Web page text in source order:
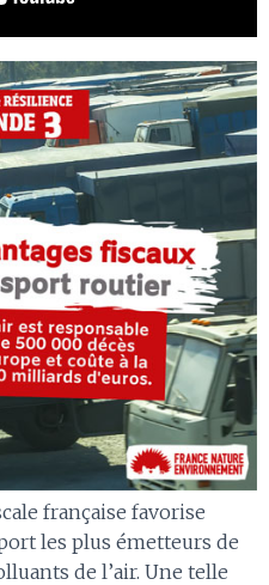
française favorise
les plus émetteurs de
de l’air.​ Une telle